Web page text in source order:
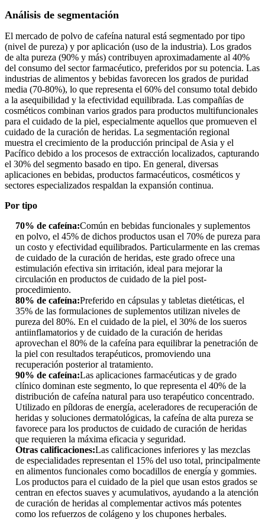
Análisis de segmentación
El mercado de polvo de cafeína natural está segmentado por tipo
(nivel de pureza) y por aplicación (uso de la industria). Los grados
de alta pureza (90% y más) contribuyen aproximadamente al 40%
del consumo del sector farmacéutico, preferidos por su potencia. Las
industrias de alimentos y bebidas favorecen los grados de puridad
media (70-80%), lo que representa el 60% del consumo total debido
a la asequibilidad y la efectividad equilibrada. Las compañías de
cosméticos combinan varios grados para productos multifuncionales
para el cuidado de la piel, especialmente aquellos que promueven el
cuidado de la curación de heridas. La segmentación regional
muestra el crecimiento de la producción principal de Asia y el
Pacífico debido a los procesos de extracción localizados, capturando
el 30% del segmento basado en tipo. En general, diversas
aplicaciones en bebidas, productos farmacéuticos, cosméticos y
sectores especializados respaldan la expansión continua.
Por tipo
70% de cafeína:Común en bebidas funcionales y suplementos
en polvo, el 45% de dichos productos usan el 70% de pureza para
un costo y efectividad equilibrados. Particularmente en las cremas
de cuidado de la curación de heridas, este grado ofrece una
estimulación efectiva sin irritación, ideal para mejorar la
circulación en productos de cuidado de la piel post-
procedimiento.
80% de cafeína:Preferido en cápsulas y tabletas dietéticas, el
35% de las formulaciones de suplementos utilizan niveles de
pureza del 80%. En el cuidado de la piel, el 30% de los sueros
antiinflamatorios y de cuidado de la curación de heridas
aprovechan el 80% de la cafeína para equilibrar la penetración de
la piel con resultados terapéuticos, promoviendo una
recuperación posterior al tratamiento.
90% de cafeína:Las aplicaciones farmacéuticas y de grado
clínico dominan este segmento, lo que representa el 40% de la
distribución de cafeína natural para uso terapéutico concentrado.
Utilizado en píldoras de energía, aceleradores de recuperación de
heridas y soluciones dermatológicas, la cafeína de alta pureza se
favorece para los productos de cuidado de curación de heridas
que requieren la máxima eficacia y seguridad.
Otras calificaciones:Las calificaciones inferiores y las mezclas
de especialidades representan el 15% del uso total, principalmente
en alimentos funcionales como bocadillos de energía y gommies.
Los productos para el cuidado de la piel que usan estos grados se
centran en efectos suaves y acumulativos, ayudando a la atención
de curación de heridas al complementar activos más potentes
como los refuerzos de colágeno y los chupones herbales.